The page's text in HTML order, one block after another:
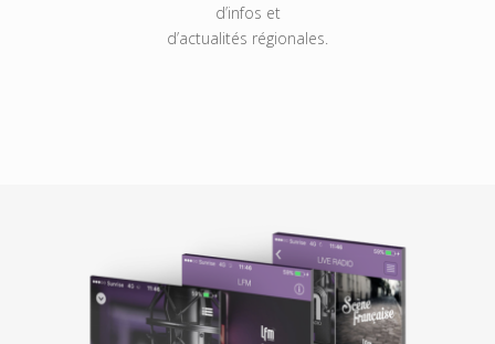
d’infos et
d’actualités régionales.